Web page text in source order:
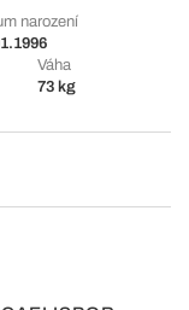
narození
Váha
73 kg